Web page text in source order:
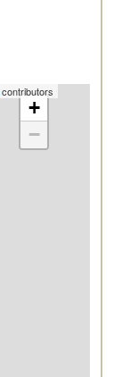
+
−
contributors